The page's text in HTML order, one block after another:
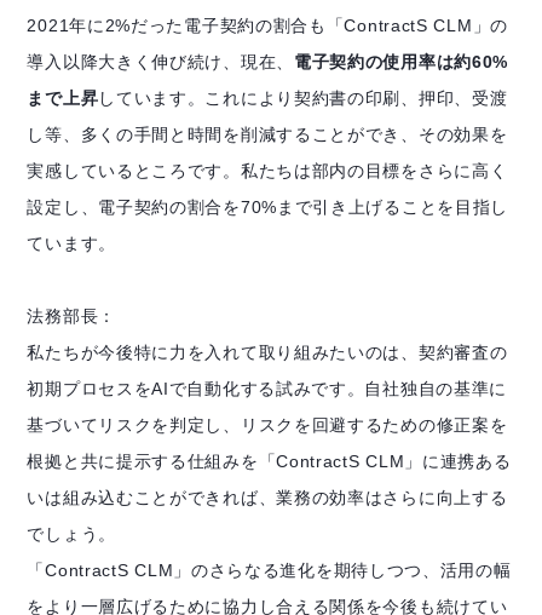
2021年に2%だった電子契約の割合も「ContractS CLM」の
導入以降大きく伸び続け、現在、 電子契約の使用率は約60%
まで上昇しています。これにより契約書の印刷、押印、受渡
し等、多くの手間と時間を削減することができ、その効果を
実感しているところです。私たちは部内の目標をさらに高く
設定し、電子契約の割合を70%まで引き上げることを目指し
ています。
法務部長：
私たちが今後特に力を入れて取り組みたいのは、契約審査の
初期プロセスをAIで自動化する試みです。自社独自の基準に
基づいてリスクを判定し、リスクを回避するための修正案を
根拠と共に提示する仕組みを「ContractS CLM」に連携ある
いは組み込むことができれば、業務の効率はさらに向上する
でしょう。
「ContractS CLM」のさらなる進化を期待しつつ、活用の幅
をより一層広げるために協力し合える関係を今後も続けてい